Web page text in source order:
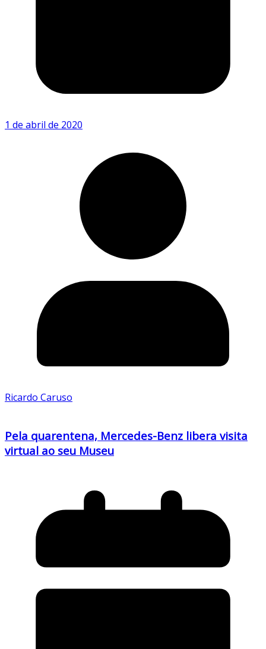
1 de abril de 2020
Ricardo Caruso
Pela quarentena, Mercedes-Benz libera visita
virtual ao seu Museu